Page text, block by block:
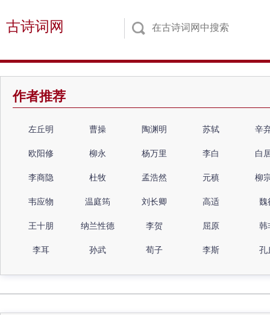
古诗词网
作者推荐
左丘明 曹操 陶渊明 苏轼 辛
欧阳修 柳永 杨万里 李白 白
李商隐 杜牧 孟浩然 元稹 柳
韦应物 温庭筠 刘长卿 高适 魏
王十朋 纳兰性德 李贺 屈原 韩
李耳 孙武 荀子 李斯 孔